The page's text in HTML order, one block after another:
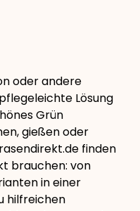
oder andere
Lösung
Grün
gießen oder
finden
brauchen: von
in einer
hilfreichen